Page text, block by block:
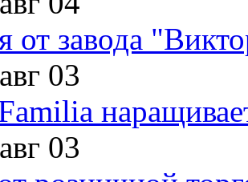
от завода
03
03